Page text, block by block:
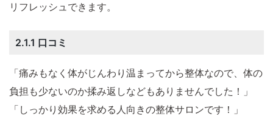
リフレッシュできます。
2.1.1 口コミ
「痛みもなく体がじんわり温まってから整体なので、体の
負担も少ないのか揉み返しなどもありませんでした！」
「しっかり効果を求める人向きの整体サロンです！」